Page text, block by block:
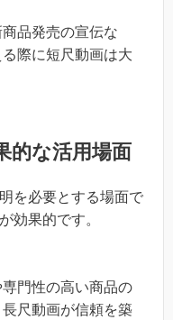
品発売の宣伝な
際に短尺動画は大
的な活用場面
を必要とする場面で
効果的です。
門性の高い商品の
尺動画が信頼を築